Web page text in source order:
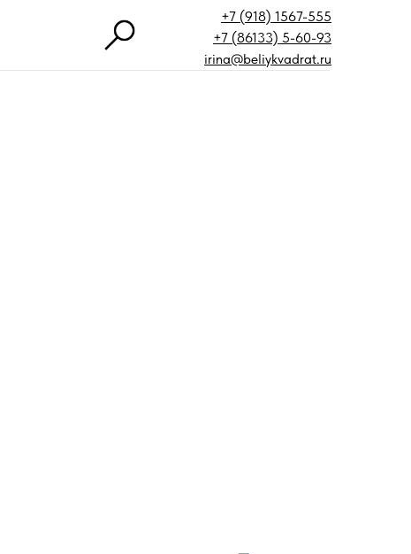
+7 (918) 1567-555
+7 (86133) 5-60-93
irina@beliykvadrat.ru